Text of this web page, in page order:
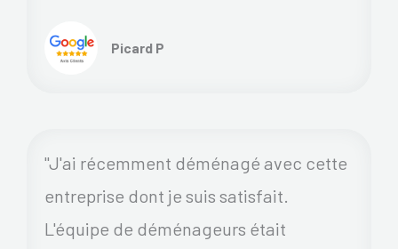
Picard P
"J'ai récemment déménagé avec cette
entreprise dont je suis satisfait.
L'équipe de déménageurs était